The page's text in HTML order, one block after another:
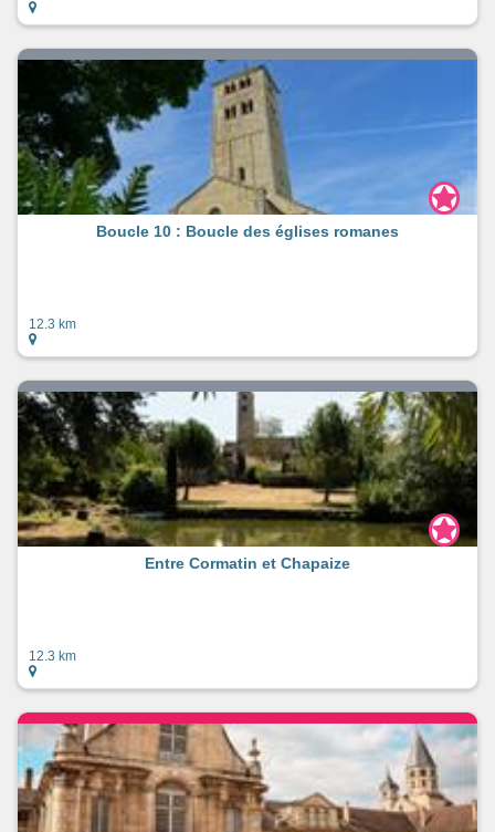
Boucle 10 : Boucle des églises romanes
12.3 km
Entre Cormatin et Chapaize
12.3 km